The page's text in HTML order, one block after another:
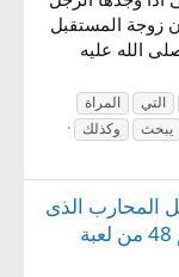
زوجة المستقبل
الله عليه
التي
المراة
يبحث وكذلك
الذى
عبأ نفسه بالاسلحة والذخيرة لغز رقم 48 من لعبة